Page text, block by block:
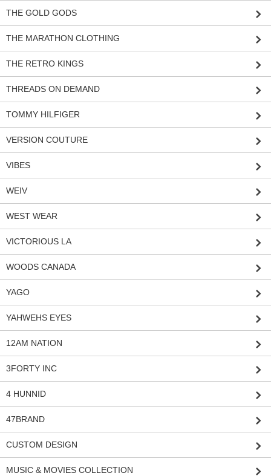
THE GOLD GODS
THE MARATHON CLOTHING
THE RETRO KINGS
THREADS ON DEMAND
TOMMY HILFIGER
VERSION COUTURE
VIBES
WEIV
WEST WEAR
VICTORIOUS LA
WOODS CANADA
YAGO
YAHWEHS EYES
12AM NATION
3FORTY INC
4 HUNNID
47BRAND
CUSTOM DESIGN
MUSIC & MOVIES COLLECTION